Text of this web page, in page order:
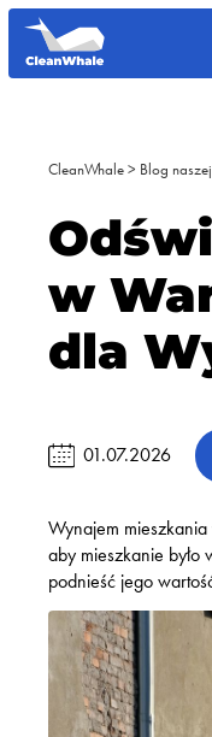
CleanWhale > Blog
w
dla
01.07.2026
Wynajem
aby mieszkanie
podnieść jego